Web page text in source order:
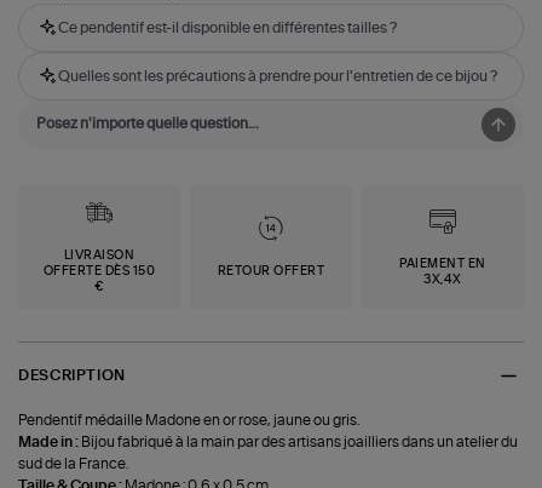
Ce pendentif est-il disponible en différentes tailles ?
Quelles sont les précautions à prendre pour l'entretien de ce bijou ?
LIVRAISON
OFFERTE DÈS 150
€
RETOUR OFFERT
PAIEMENT EN
3X,4X
DESCRIPTION
Pendentif médaille Madone en or rose, jaune ou gris.
Made in : Bijou fabriqué à la main par des artisans joailliers dans un atelier du
sud de la France.